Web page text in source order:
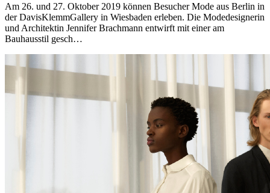
Am 26. und 27. Oktober 2019 können Besucher Mode aus Berlin in
der DavisKlemmGallery in Wiesbaden erleben. Die Modedesignerin
und Architektin Jennifer Brachmann entwirft mit einer am
Bauhausstil gesch…